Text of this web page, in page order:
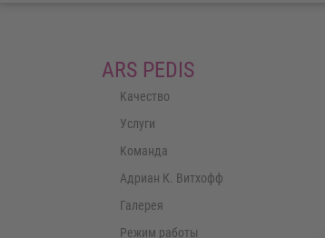
ARS PEDIS
Kачество
Услуги
Koманда
Адриан К. Витхофф
Галерея
Режим работы